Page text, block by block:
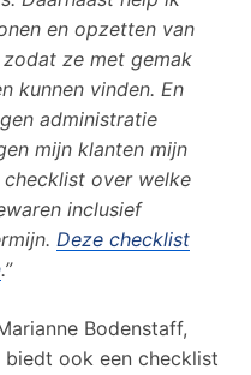
en opzetten van
ze met gemak
kunnen vinden. En
administratie
mijn klanten mijn
over welke
inclusief
Deze checklist
.”
Bodenstaff,
biedt ook een checklist